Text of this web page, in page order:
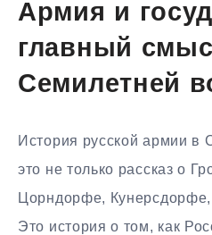
Армия и
главный
Семилетней
История русской армии
это не только рассказ о
Цорндорфе,
Это история о том, как